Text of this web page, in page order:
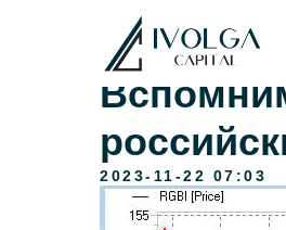
2023-11-22 07:03